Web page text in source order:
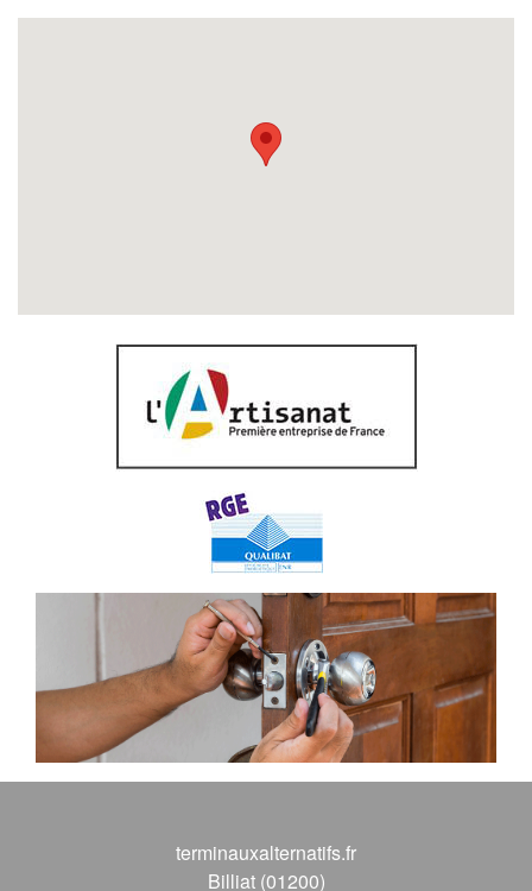
terminauxalternatifs.fr
Billiat (01200)